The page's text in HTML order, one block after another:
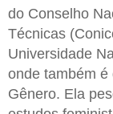
do Conselho
Técnicas
Universidade
onde também
Gênero. Ela